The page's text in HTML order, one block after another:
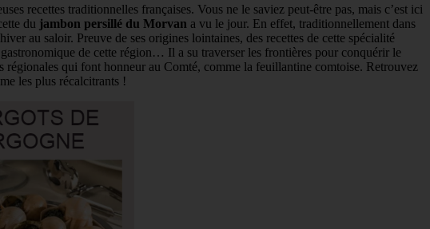
recettes traditionnelles françaises. Vous ne le saviez peut-être pas, mais c’est ici
du jambon persillé du Morvan a vu le jour. En effet, traditionnellement dans
au saloir. Preuve de ses origines lointaines, des recettes de cette spécialité
gastronomique de cette région… Il a su traverser les frontières pour conquérir le
qui font honneur au Comté, comme la feuillantine comtoise. Retrouvez
les plus récalcitrants !